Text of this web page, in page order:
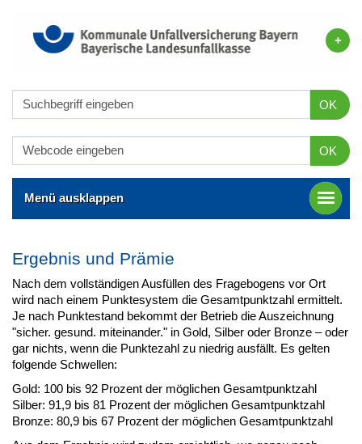
OK
OK
Menü ausklappen
Ergebnis und Prämie
Nach dem vollständigen Ausfüllen des Fragebogens vor Ort
wird nach ei­nem Punktesystem die Gesamtpunkt­zahl ermittelt.
Je nach Punktestand bekommt der Betrieb die Auszeichnung
"sicher. gesund. miteinander." in Gold, Silber oder Bronze – oder
gar nichts, wenn die Punktezahl zu niedrig ausfällt. Es gelten
folgende Schwellen:
Gold: 100 bis 92 Prozent der möglichen Gesamtpunktzahl
Silber: 91,9 bis 81 Prozent der möglichen Gesamtpunktzahl
Bronze: 80,9 bis 67 Prozent der möglichen Gesamtpunktzahl